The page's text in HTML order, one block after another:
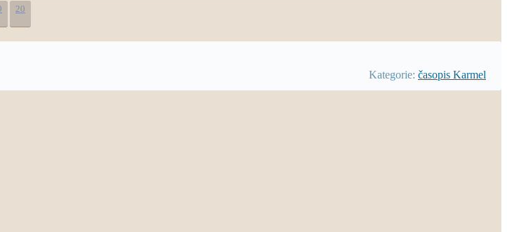
20
Kategorie: časopis Karmel